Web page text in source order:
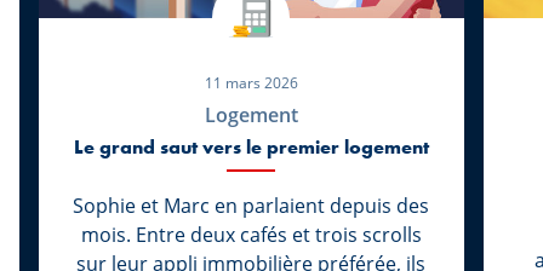
11 mars 2026
Logement
Le grand saut vers le premier logement
Sophie et Marc en parlaient depuis des
mois. Entre deux cafés et trois scrolls
sur leur appli immobilière préférée, ils